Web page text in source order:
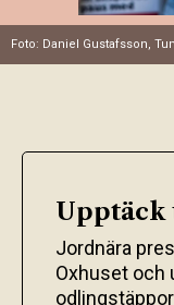
Foto: Daniel Gustafsson,
Jordnära
Oxhuset och